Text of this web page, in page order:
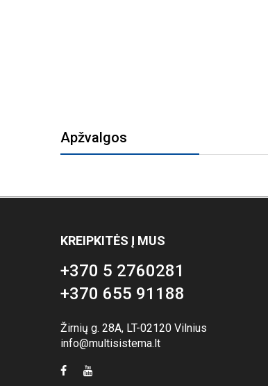
Apžvalgos
KREIPKITĖS Į MUS
+370 5 2760281
+370 655 91188
Žirnių g. 28A, LT-02120 Vilnius
info@multisistema.lt